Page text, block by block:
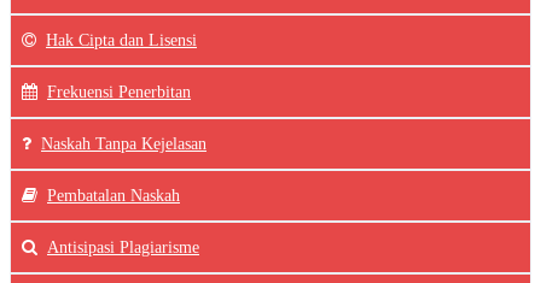
Hak Cipta dan Lisensi
Frekuensi Penerbitan
Naskah Tanpa Kejelasan
Pembatalan Naskah
Antisipasi Plagiarisme